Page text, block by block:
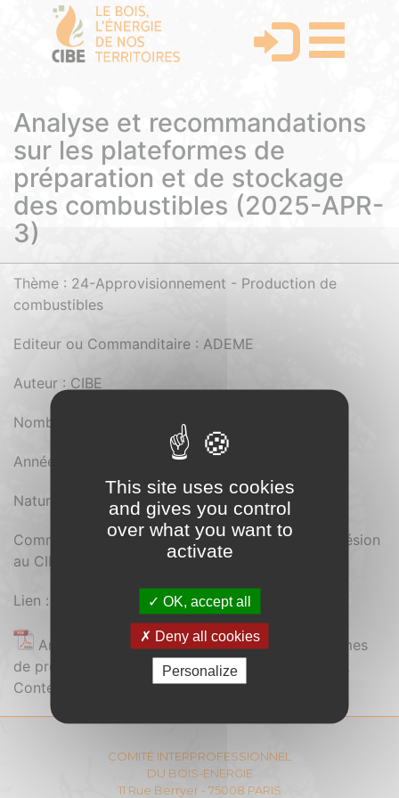
Analyse et recommandations
sur les plateformes de
préparation et de stockage
des combustibles (2025-APR-
3)
Thème : 24-Approvisionnement - Production de
combustibles
Editeur ou Commanditaire : ADEME
Auteur : CIBE
Nombre de pages : 55
Année d'édition : 2025
Nature du document : Pdf
Comment se procurer le document : Payant (Adhésion
au CIBE)
Lien :
Analyse et recommandations sur les plateformes
de préparation et de stockage des combustibles .
Contenu réservé aux adhérents
COMITÉ INTERPROFESSIONNEL
DU BOIS-ENERGIE
11 Rue Berryer - 75008 PARIS
This site uses cookies
and gives you control
over what you want to
activate
OK, accept all
Deny all cookies
Personalize